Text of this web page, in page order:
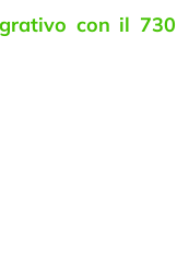
con il 730